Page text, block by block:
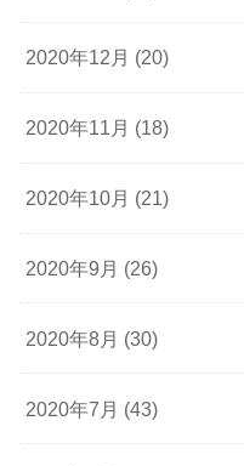
2020年12月 (20)
2020年11月 (18)
2020年10月 (21)
2020年9月 (26)
2020年8月 (30)
2020年7月 (43)